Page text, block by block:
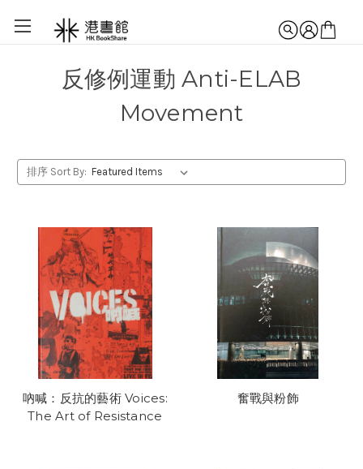
反修例運動 Anti-ELAB
Movement
排序 Sort By:
吶喊：反抗的藝術 Voices:
The Art of Resistance
奮戰與粉飾